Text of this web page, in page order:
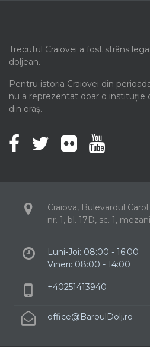
Trecutul Craiovei a fost strâns
doljean.
Pentru istoria Craiovei din
nu a reprezentat doar o instituție
din oraș.
Craiova, Bulevardul Carol
nr. 1, bl. 17D, sc. 1,
Luni-Joi: 08:00 - 16:00
Vineri: 08:00 - 14:00
+40251413940
office@BaroulDolj.ro